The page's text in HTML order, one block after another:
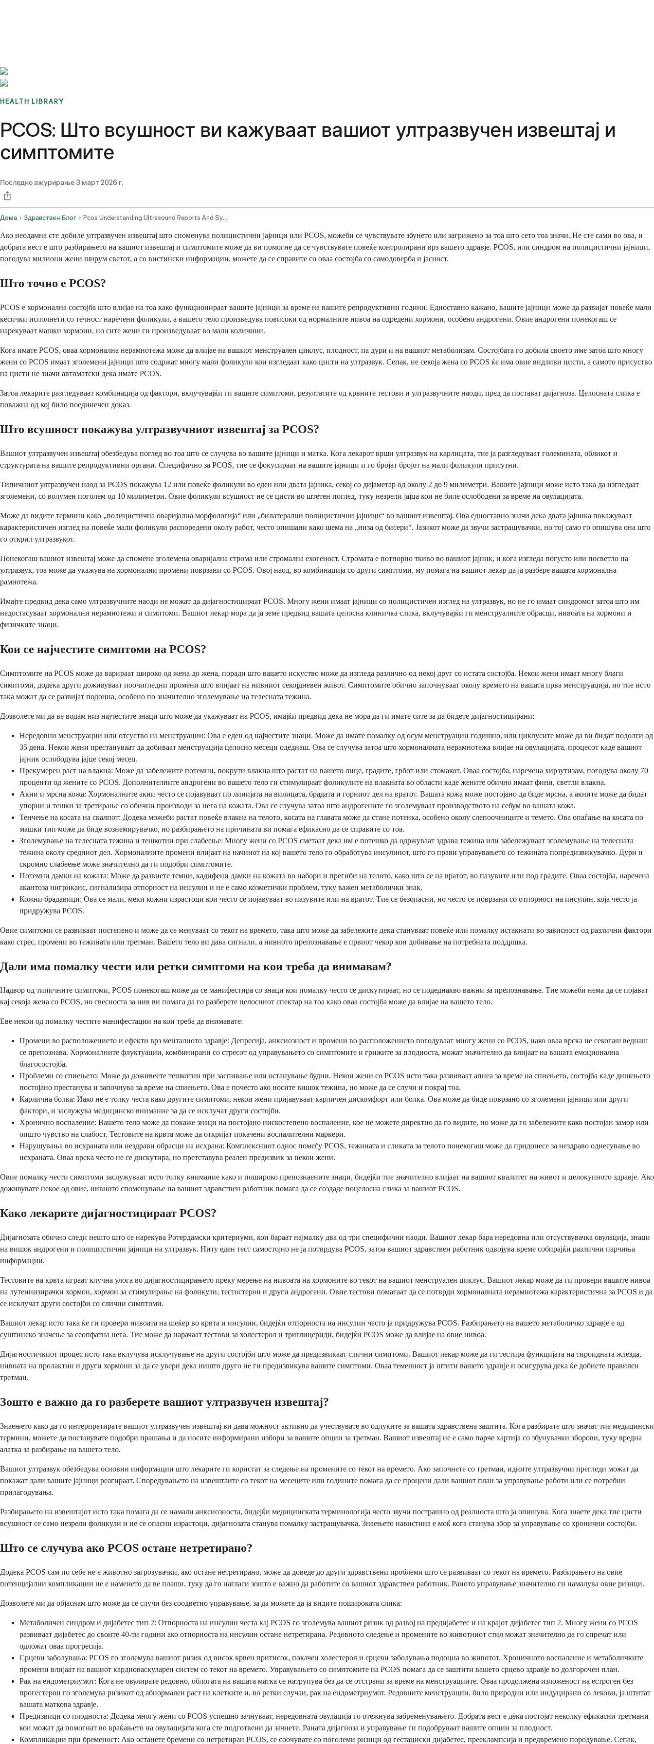
HEALTH LIBRARY
PCOS: Што всушност ви кажуваат вашиот ултразвучен извештај и
симптомите
Последно ажурирање3 март 2026 г.
Дома Здравствен Блог Pcos Understanding Ultrasound Reports And Symptoms
Ако неодамна сте добиле ултразвучен извештај што споменува полицистични јајници или PCOS, можеби се чувствувате збунето или загрижено за тоа што сето тоа значи. Не сте сами во ова, и
добрата вест е што разбирањето на вашиот извештај и симптомите може да ви помогне да се чувствувате повеќе контролирани врз вашето здравје. PCOS, или синдром на полицистични јајници,
погодува милиони жени ширум светот, а со вистински информации, можете да се справите со оваа состојба со самодоверба и јасност.
Што точно е PCOS?
PCOS е хормонална состојба што влијае на тоа како функционираат вашите јајници за време на вашите репродуктивни години. Едноставно кажано, вашите јајници може да развијат повеќе мали
кесички исполнети со течност наречени фоликули, а вашето тело произведува повисоки од нормалните нивоа на одредени хормони, особено андрогени. Овие андрогени понекогаш се
нарекуваат машки хормони, но сите жени ги произведуваат во мали количини.
Кога имате PCOS, оваа хормонална нерамнотежа може да влијае на вашиот менструален циклус, плодност, па дури и на вашиот метаболизам. Состојбата го добила своето име затоа што многу
жени со PCOS имаат зголемени јајници што содржат многу мали фоликули кои изгледаат како цисти на ултразвук. Сепак, не секоја жена со PCOS ќе има овие видливи цисти, а самото присуство
на цисти не значи автоматски дека имате PCOS.
Затоа лекарите разгледуваат комбинација од фактори, вклучувајќи ги вашите симптоми, резултатите од крвните тестови и ултразвучните наоди, пред да постават дијагноза. Целосната слика е
поважна од кој било поединечен доказ.
Што всушност покажува ултразвучниот извештај за PCOS?
Вашиот ултразвучен извештај обезбедува поглед во тоа што се случува во вашите јајници и матка. Кога лекарот врши ултразвук на карлицата, тие ја разгледуваат големината, обликот и
структурата на вашите репродуктивни органи. Специфично за PCOS, тие се фокусираат на вашите јајници и го бројат бројот на мали фоликули присутни.
Типичниот ултразвучен наод за PCOS покажува 12 или повеќе фоликули во еден или двата јајника, секој со дијаметар од околу 2 до 9 милиметри. Вашите јајници може исто така да изгледаат
зголемени, со волумен поголем од 10 милиметри. Овие фоликули всушност не се цисти во штетен поглед, туку незрели јајца кои не биле ослободени за време на овулацијата.
Може да видите термини како „полицистична оваријална морфологија“ или „билатерални полицистични јајници“ во вашиот извештај. Ова едноставно значи дека двата јајника покажуваат
карактеристичен изглед на повеќе мали фоликули распоредени околу работ, често опишани како шема на „низа од бисери“. Јазикот може да звучи застрашувачки, но тој само го опишува она што
го открил ултразвукот.
Понекогаш вашиот извештај може да спомене зголемена оваријална строма или стромална ехогеност. Стромата е потпорно ткиво во вашиот јајник, и кога изгледа погусто или посветло на
ултразвук, тоа може да укажува на хормонални промени поврзани со PCOS. Овој наод, во комбинација со други симптоми, му помага на вашиот лекар да ја разбере вашата хормонална
рамнотежа.
Имајте предвид дека само ултразвучните наоди не можат да дијагностицираат PCOS. Многу жени имаат јајници со полицистичен изглед на ултразвук, но не го имаат синдромот затоа што им
недостасуваат хормонални нерамнотежи и симптоми. Вашиот лекар мора да ја земе предвид вашата целосна клиничка слика, вклучувајќи ги менструалните обрасци, нивоата на хормони и
физичките знаци.
Кои се најчестите симптоми на PCOS?
Симптомите на PCOS може да варираат широко од жена до жена, поради што вашето искуство може да изгледа различно од некој друг со истата состојба. Некои жени имаат многу благи
симптоми, додека други доживуваат поочигледни промени што влијаат на нивниот секојдневен живот. Симптомите обично започнуваат околу времето на вашата прва менструација, но тие исто
така можат да се развијат подоцна, особено по значително зголемување на телесната тежина.
Дозволете ми да ве водам низ најчестите знаци што може да укажуваат на PCOS, имајќи предвид дека не мора да ги имате сите за да бидете дијагностицирани:
Нередовни менструации или отсуство на менструации: Ова е еден од најчестите знаци. Може да имате помалку од осум менструации годишно, или циклусите може да ви бидат подолги од
35 дена. Некои жени престануваат да добиваат менструација целосно месеци одеднаш. Ова се случува затоа што хормоналната нерамнотежа влијае на овулацијата, процесот каде вашиот
јајник ослободува јајце секој месец.
Прекумерен раст на влакна: Може да забележите потемни, покрути влакна што растат на вашето лице, градите, грбот или стомакот. Оваа состојба, наречена хирзутизам, погодува околу 70
проценти од жените со PCOS. Дополнителните андрогени во вашето тело ги стимулираат фоликулите на влакната во области каде жените обично имаат фини, светли влакна.
Акни и мрсна кожа: Хормоналните акни често се појавуваат по линијата на вилицата, брадата и горниот дел на вратот. Вашата кожа може постојано да биде мрсна, а акните може да бидат
упорни и тешки за третирање со обични производи за нега на кожата. Ова се случува затоа што андрогените го зголемуваат производството на себум во вашата кожа.
Тенчење на косата на скалпот: Додека можеби растат повеќе влакна на телото, косата на главата може да стане потенка, особено околу слепоочниците и темето. Ова опаѓање на косата по
машки тип може да биде вознемирувачко, но разбирањето на причината ви помага ефикасно да се справите со тоа.
Зголемување на телесната тежина и тешкотии при слабеење: Многу жени со PCOS сметаат дека им е потешко да одржуваат здрава тежина или забележуваат зголемување на телесната
тежина околу средниот дел. Хормоналните промени влијаат на начинот на кој вашето тело го обработува инсулинот, што го прави управувањето со тежината попредизвикувачко. Дури и
скромно слабеење може значително да ги подобри симптомите.
Потемни дамки на кожата: Може да развиете темни, кадифени дамки на кожата во набори и прегиби на телото, како што се на вратот, во пазувите или под градите. Оваа состојба, наречена
акантоза нигриканс, сигнализира отпорност на инсулин и не е само козметички проблем, туку важен метаболички знак.
Кожни брадавици: Ова се мали, меки кожни израстоци кои често се појавуваат во пазувите или на вратот. Тие се безопасни, но често се поврзани со отпорност на инсулин, која често ја
придружува PCOS.
Овие симптоми се развиваат постепено и може да се менуваат со текот на времето, така што може да забележите дека стануваат повеќе или помалку истакнати во зависност од различни фактори
како стрес, промени во тежината или третман. Вашето тело ви дава сигнали, а нивното препознавање е првиот чекор кон добивање на потребната поддршка.
Дали има помалку чести или ретки симптоми на кои треба да внимавам?
Надвор од типичните симптоми, PCOS понекогаш може да се манифестира со знаци кои помалку често се дискутираат, но се подеднакво важни за препознавање. Тие можеби нема да се појават
кај секоја жена со PCOS, но свесноста за нив ви помага да го разберете целосниот спектар на тоа како оваа состојба може да влијае на вашето тело.
Еве некои од помалку честите манифестации на кои треба да внимавате:
Промени во расположението и ефекти врз менталното здравје: Депресија, анксиозност и промени во расположението погодуваат многу жени со PCOS, иако оваа врска не секогаш веднаш
се препознава. Хормоналните флуктуации, комбинирани со стресот од управувањето со симптомите и грижите за плодноста, можат значително да влијаат на вашата емоционална
благосостојба.
Проблеми со спиењето: Може да доживеете тешкотии при заспивање или останување будни. Некои жени со PCOS исто така развиваат апнеа за време на спиењето, состојба каде дишењето
постојано престанува и започнува за време на спиењето. Ова е почесто ако носите вишок тежина, но може да се случи и покрај тоа.
Карлична болка: Иако не е толку честа како другите симптоми, некои жени пријавуваат карличен дискомфорт или болка. Ова може да биде поврзано со зголемени јајници или други
фактори, и заслужува медицинско внимание за да се исклучат други состојби.
Хронично воспаление: Вашето тело може да покаже знаци на постојано нискостепено воспаление, кое не можете директно да го видите, но може да го забележите како постојан замор или
општо чувство на слабост. Тестовите на крвта може да откријат покачени воспалителни маркери.
Нарушувања во исхраната или нездрави обрасци на исхрана: Комплексниот однос помеѓу PCOS, тежината и сликата за телото понекогаш може да придонесе за нездраво однесување во
исхраната. Оваа врска често не се дискутира, но претставува реален предизвик за некои жени.
Овие помалку чести симптоми заслужуваат исто толку внимание како и пошироко препознаените знаци, бидејќи тие значително влијаат на вашиот квалитет на живот и целокупното здравје. Ако
доживувате некое од овие, нивното споменување на вашиот здравствен работник помага да се создаде поцелосна слика за вашиот PCOS.
Како лекарите дијагностицираат PCOS?
Дијагнозата обично следи нешто што се нарекува Ротердамски критериуми, кои бараат најмалку два од три специфични наоди. Вашиот лекар бара нередовна или отсуствувачка овулација, знаци
на вишок андрогени и полицистични јајници на ултразвук. Ниту еден тест самостојно не ја потврдува PCOS, затоа вашиот здравствен работник одвојува време собирајќи различни парчиња
информации.
Тестовите на крвта играат клучна улога во дијагностицирањето преку мерење на нивоата на хормоните во текот на вашиот менструален циклус. Вашиот лекар може да ги провери вашите нивоа
на лутеинизирачки хормон, хормон за стимулирање на фоликули, тестостерон и други андрогени. Овие тестови помагаат да се потврди хормоналната нерамнотежа карактеристична за PCOS и да
се исклучат други состојби со слични симптоми.
Вашиот лекар исто така ќе ги провери нивоата на шеќер во крвта и инсулин, бидејќи отпорноста на инсулин често ја придружува PCOS. Разбирањето на вашето метаболичко здравје е од
суштинско значење за сеопфатна нега. Тие може да нарачаат тестови за холестерол и триглицериди, бидејќи PCOS може да влијае на овие нивоа.
Дијагностичкиот процес исто така вклучува исклучување на други состојби што може да предизвикаат слични симптоми. Вашиот лекар може да ги тестира функцијата на тироидната жлезда,
нивоата на пролактин и други хормони за да се увери дека ништо друго не ги предизвикува вашите симптоми. Оваа темелност ја штити вашето здравје и осигурува дека ќе добиете правилен
третман.
Зошто е важно да го разберете вашиот ултразвучен извештај?
Знаењето како да го интерпретирате вашиот ултразвучен извештај ви дава можност активно да учествувате во одлуките за вашата здравствена заштита. Кога разбирате што значат тие медицински
термини, можете да поставувате подобри прашања и да носите информирани избори за вашите опции за третман. Вашиот извештај не е само парче хартија со збунувачки зборови, туку вредна
алатка за разбирање на вашето тело.
Вашиот ултразвук обезбедува основни информации што лекарите ги користат за следење на промените со текот на времето. Ако започнете со третман, идните ултразвучни прегледи можат да
покажат дали вашите јајници реагираат. Споредувањето на извештаите со текот на месеците или годините помага да се процени дали вашиот план за управување работи или се потребни
прилагодувања.
Разбирањето на извештајот исто така помага да се намали анксиозноста, бидејќи медицинската терминологија често звучи пострашно од реалноста што ја опишува. Кога знаете дека тие цисти
всушност се само незрели фоликули и не се опасни израстоци, дијагнозата станува помалку застрашувачка. Знаењето навистина е моќ кога станува збор за управување со хронични состојби.
Што се случува ако PCOS остане нетретирано?
Додека PCOS сам по себе не е животно загрозувачки, ако остане нетретирано, може да доведе до други здравствени проблеми што се развиваат со текот на времето. Разбирањето на овие
потенцијални компликации не е наменето да ве плаши, туку да го нагласи зошто е важно да работите со вашиот здравствен работник. Раното управување значително ги намалува овие ризици.
Дозволете ми да објаснам што може да се случи без соодветно управување, за да можете да ја видите пошироката слика:
Метаболичен синдром и дијабетес тип 2: Отпорноста на инсулин честа кај PCOS го зголемува вашиот ризик од развој на предијабетес и на крајот дијабетес тип 2. Многу жени со PCOS
развиваат дијабетес до своите 40-ти години ако отпорноста на инсулин остане нетретирана. Редовното следење и промените во животниот стил можат значително да го спречат или
одложат оваа прогресија.
Срцеви заболувања: PCOS го зголемува вашиот ризик од висок крвен притисок, покачен холестерол и срцеви заболувања подоцна во животот. Хроничното воспаление и метаболичките
промени влијаат на вашиот кардиоваскуларен систем со текот на времето. Управувањето со симптомите на PCOS помага да се заштити вашето срцево здравје во долгорочен план.
Рак на ендометриумот: Кога не овулирате редовно, облогата на вашата матка се натрупува без да се отстрани за време на менструациите. Оваа продолжена изложеност на естроген без
прогестерон го зголемува ризикот од абнормален раст на клетките и, во ретки случаи, рак на ендометриумот. Редовните менструации, било природни или индуцирани со лекови, ја штитат
вашата маткова здравје.
Предизвици со плодноста: Додека многу жени со PCOS успешно зачнуваат, нередовната овулација го отежнува забременувањето. Добрата вест е дека постојат неколку ефикасни третмани
кои можат да помогнат во враќањето на овулацијата кога сте подготвени да зачнете. Раната дијагноза и управување ги подобруваат вашите опции за плодност.
Компликации при бременост: Ако останете бремени со нетретиран PCOS, се соочувате со поголеми ризици од гестациски дијабетес, прееклампсија и предвремено породување. Сепак,